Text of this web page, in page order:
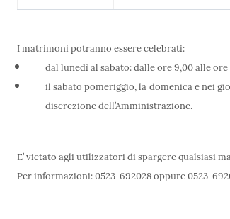
I matrimoni potranno essere celebrati:
dal lunedì al sabato: dalle ore 9,00 alle ore
il sabato pomeriggio, la domenica e nei
discrezione dell’Amministrazione.
E’ vietato agli utilizzatori di spargere qualsiasi
Per informazioni: 0523-692028 oppure 0523-